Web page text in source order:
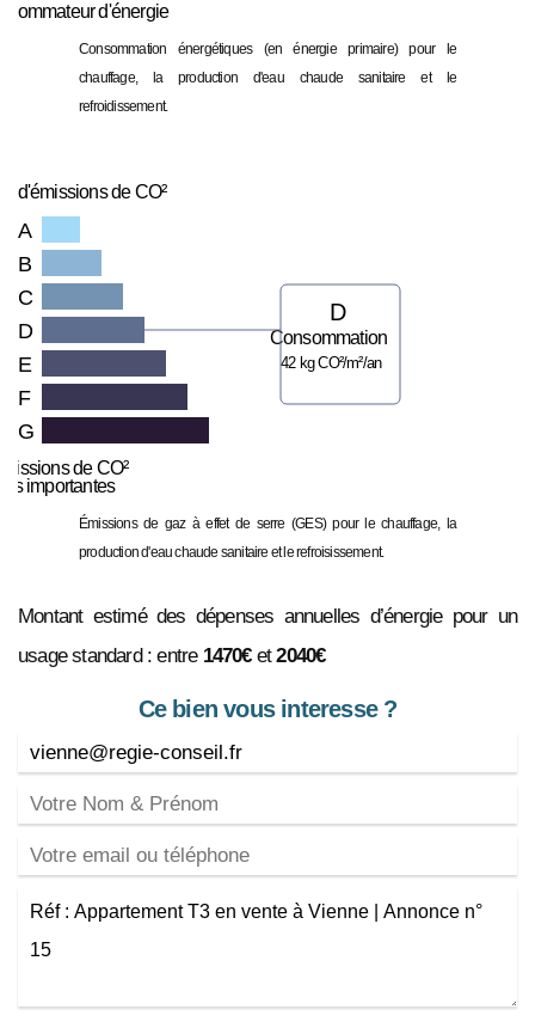
d'énergie
Consommation énergétiques (en énergie primaire) pour le
chauffage, la production d'eau chaude sanitaire et le
refroidissement.
d'émissions de CO²
A
B
C
D
Consommation
42 kg CO²/m²/an
D
E
F
G
de CO²
importantes
Émissions de gaz à effet de serre (GES) pour le chauffage, la
production d'eau chaude sanitaire et le refroisissement.
Montant estimé des dépenses annuelles d’énergie pour un
usage standard : entre 1470€et2040€
Ce bien vous interesse ?